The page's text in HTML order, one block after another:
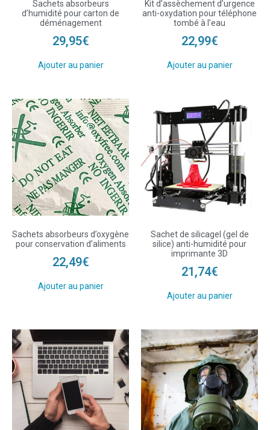
Sachets absorbeurs
d’humidité pour carton de
déménagement
29,95€
Ajouter au panier
Kit d’assèchement d’urgence
anti-oxydation pour téléphone
tombé à l’eau
22,99€
Ajouter au panier
Sachets absorbeurs d’oxygène
pour conservation d’aliments
22,49€
Ajouter au panier
Sachet de silicagel (gel de
silice) anti-humidité pour
imprimante 3D
21,74€
Ajouter au panier